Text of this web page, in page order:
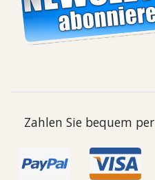
Zahlen Sie bequem per